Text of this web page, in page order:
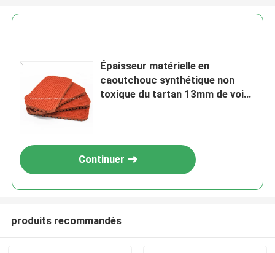
Épaisseur matérielle en
caoutchouc synthétique non
toxique du tartan 13mm de voie
Continuer
produits recommandés